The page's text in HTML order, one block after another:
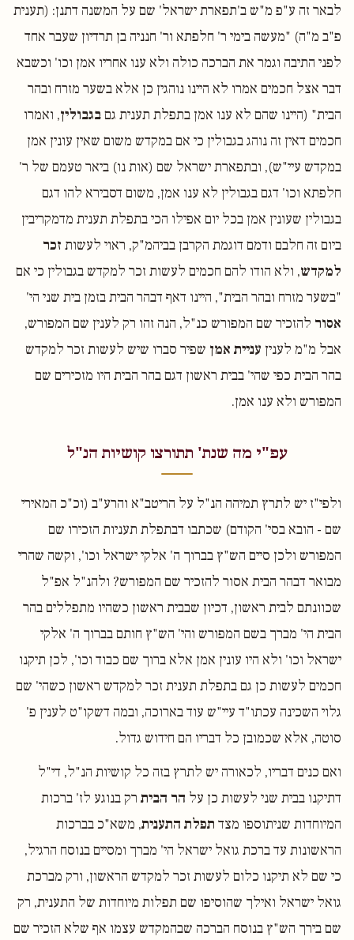
לבאר זה ע"פ מ"ש ב'תפארת ישראל' שם על המשנה דתנן: (תענית
פ"ב מ"ה) "מעשה בימי ר' חלפתא ור' חנניה בן תרדיון שעבר אחד
לפני התיבה וגמר את הברכה כולה ולא ענו אחריו אמן וכו' וכשבא
דבר אצל חכמים אמרו לא היינו נוהגין כן אלא בשער מזרח ובהר
הבית" (היינו שהם לא ענו אמן בתפלת תענית גםבגבולין, ואמרו
חכמים דאין זה נוהג בגבולין כי אם במקדש משום שאין עונין אמן
במקדש עיי"ש), ובתפארת ישראל שם (אות נו) ביאר טעמם של ר'
חלפתא וכו' דגם בגבולין לא ענו אמן, משום דסבירא להו דגם
בגבולין שעונין אמן בכל יום אפילו הכי בתפלת תענית מדמקריבין
ביום זה חלבם ודמם דוגמת הקרבן בביהמ"ק, ראוי לעשות זכר
למקדש, ולא הודו להם חכמים לעשות זכר למקדש בגבולין כי אם
"בשער מזרח ובהר הבית", היינו דאף דבהר הבית בזמן בית שני הי'
אסור להזכיר שם המפורש כנ"ל, הנה זהו רק לענין שם המפורש,
אבל מ"מ לענין עניית אמן שפיר סברו שיש לעשות זכר למקדש
בהר הבית כפי שהי' בבית ראשון דגם בהר הבית היו מזכירים שם
המפורש ולא ענו אמן.
עפ"י מה שנת' תתורצו קושיות הנ"ל
ולפי"ז יש לתרץ תמיהה הנ"ל על הריטב"א והרע"ב (וכ"כ המאירי
שם - הובא בסי' הקודם) שכתבו דבתפלת תעניות הזכירו שם
המפורש ולכן סיים הש"ץ בברוך ה' אלקי ישראל וכו', וקשה שהרי
מבואר דבהר הבית אסור להזכיר שם המפורש? ולהנ"ל אפ"ל
שכוונתם לבית ראשון, דכיון שבבית ראשון כשהיו מתפללים בהר
הבית הי' מברך בשם המפורש והי' הש"ץ חותם בברוך ה' אלקי
ישראל וכו' ולא היו עונין אמן אלא ברוך שם כבוד וכו', לכן תיקנו
חכמים לעשות כן גם בתפלת תענית זכר למקדש ראשון כשהי' שם
גלוי השכינה עכתו"ד עיי"ש עוד בארוכה, ובמה דשקו"ט לענין פ'
סוטה, אלא שכמובן כל דבריו הם חידוש גדול.
ואם כנים דבריו, לכאורה יש לתרץ בזה כל קושיות הנ"ל, די"ל
דתיקנו בבית שני לעשות כן על הר הבית רק בנוגע לז' ברכות
המיוחדות שניתוספו מצד תפלת התענית, משא"כ בברכות
הראשונות עד ברכת גואל ישראל הי' מברך ומסיים בנוסח הרגיל,
כי שם לא תיקנו כלום לעשות זכר למקדש הראשון, ורק מברכת
גואל ישראל ואילך שהוסיפו שם תפלות מיוחדות של התענית, רק
שם בירך הש"ץ בנוסח הברכה שבהמקדש עצמו אף שלא הזכיר שם